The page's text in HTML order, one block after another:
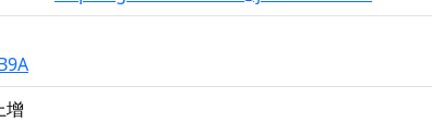
增